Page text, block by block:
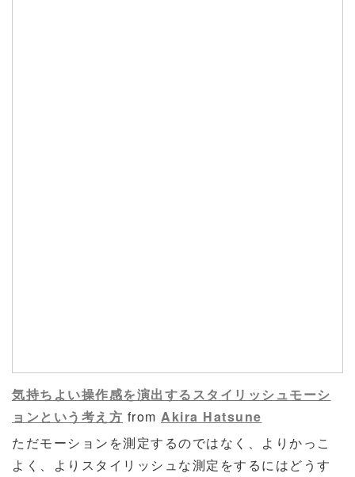
気持ちよい操作感を演出するスタイリッシュモーシ
ョンという考え方 from Akira Hatsune
ただモーションを測定するのではなく、よりかっこ
よく、よりスタイリッシュな測定をするにはどうす